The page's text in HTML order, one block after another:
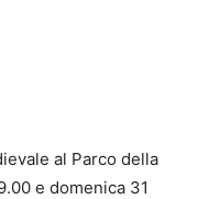
al Parco della
e domenica 31